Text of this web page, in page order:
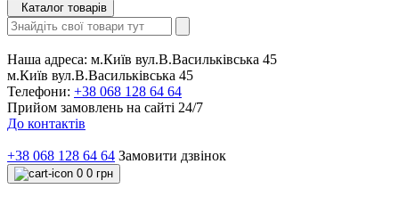
Каталог товарів
Наша адреса: м.Київ вул.В.Васильківська 45
м.Київ вул.В.Васильківська 45
Телефони: +38 068 128 64 64
Прийом замовлень на сайті 24/7
До контактів
+38 068 128 64 64 Замовити дзвінок
0 0 грн